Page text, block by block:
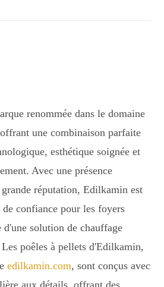
renommée dans le domaine
une combinaison parfaite
esthétique soignée et
Avec une présence
réputation, Edilkamin est
de confiance pour les foyers
d'une solution de chauffage
poêles à pellets d'Edilkamin,
edilkamin.com, sont conçus avec
aux détails, offrant des